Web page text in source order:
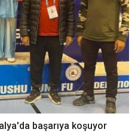
başarıya koşuyor